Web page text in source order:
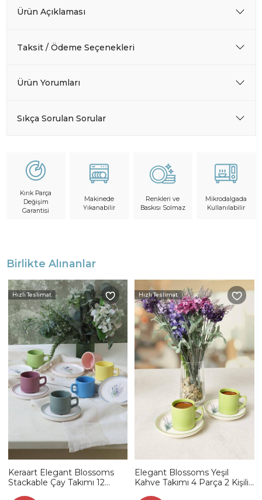
Ürün Açıklaması
Taksit / Ödeme Seçenekleri
Ürün Yorumları
Sıkça Sorulan Sorular
Kırık Parça
Değişim
Garantisi
Makinede
Yıkanabilir
Renkleri ve
Baskısı Solmaz
Mikrodalgada
Kullanılabilir
Birlikte Alınanlar
Hızlı Teslimat
Keraart Elegant Blossoms
Stackable Çay Takımı 12
Hızlı Teslimat
Elegant Blossoms Yeşil
Kahve Takımı 4 Parça 2 Kişilik